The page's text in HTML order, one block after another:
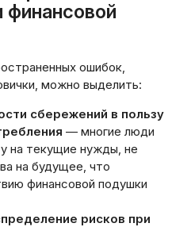
ошибок‚
можно выделить:
сбережений в пользу
— многие люди
на текущие нужды‚ не
на будущее‚ что
финансовой подушки
рисков при